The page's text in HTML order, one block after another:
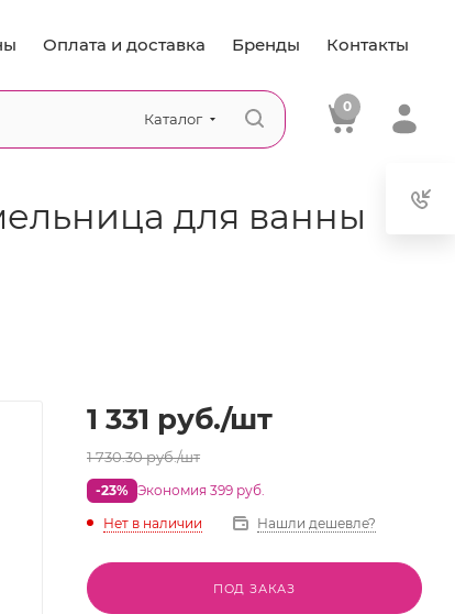
Оплата и доставка Бренды Контакты
Каталог
0
для ванны
1 331 руб./шт
1 730.30руб./шт
-23% Экономия 399 руб.
Нет в наличии
Нашли дешевле?
ПОД ЗАКАЗ